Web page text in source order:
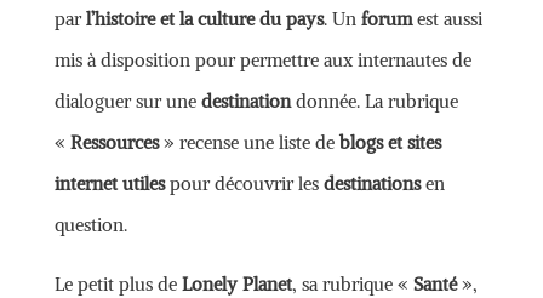
parl’histoire et la culture du pays. Un forumest aussi
mis à disposition pour permettre aux internautes de
dialoguer sur une destinationdonnée. La rubrique
« Ressources» recense une liste deblogs et sites
internet utilespour découvrir les destinationsen
question.
Le petit plus de Lonely Planet, sa rubrique « Santé»,